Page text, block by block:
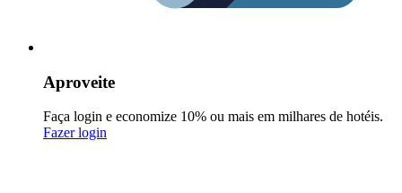
Aproveite
Faça login e economize 10% ou mais em milhares de hotéis.
Fazer login